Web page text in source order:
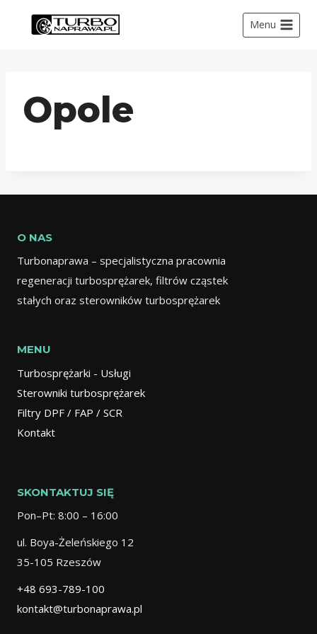
Menu
Opole
O NAS
Turbonaprawa – specjalistyczna pracownia
regeneracji turbosprężarek, filtrów cząstek
stałych oraz sterowników turbosprężarek
MENU
Turbosprężarki - Usługi
Sterowniki turbosprężarek
Filtry DPF / FAP / SCR
Kontakt
SKONTAKTUJ SIĘ
Pon–Pt: 8:00 – 16:00
ul. Boya-Żeleńskiego 12
35-105 Rzeszów
+48 693-789-100
kontakt@turbonaprawa.pl